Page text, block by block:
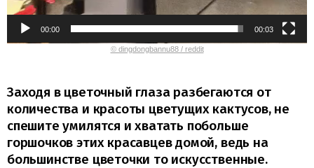
00:00 00:03
© dingdongbannu88 / reddit
Заходя в цветочный глаза разбегаются от
количества и красоты цветущих кактусов, не
спешите умилятся и хватать побольше
горшочков этих красавцев домой, ведь на
большинстве цветочки то искусственные.